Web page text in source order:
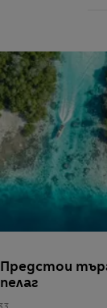
Предстои